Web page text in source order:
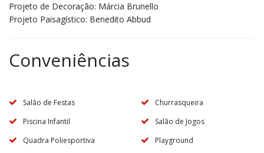
Projeto de Decoração: Márcia Brunello
Projeto Paisagístico: Benedito Abbud
Conveniências
Salão de Festas
Churrasqueira
Piscina Infantil
Salão de Jogos
Quadra Poliesportiva
Playground